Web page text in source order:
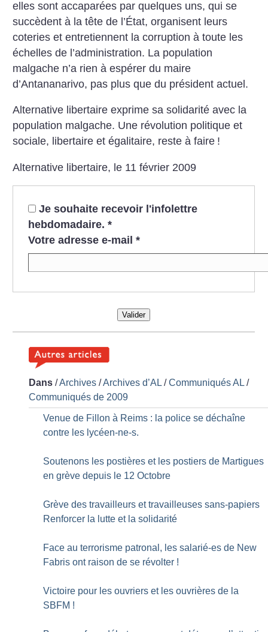
elles sont accaparées par quelques uns, qui se
succèdent à la tête de l’État, organisent leurs
coteries et entretiennent la corruption à toute les
échelles de l’administration. La population
malgache n’a rien à espérer du maire
d’Antananarivo, pas plus que du président actuel.
Alternative libertaire exprime sa solidarité avec la
population malgache. Une révolution politique et
sociale, libertaire et égalitaire, reste à faire !
Alternative libertaire, le 11 février 2009
Je souhaite recevoir l'infolettre
hebdomadaire. *
Votre adresse e-mail *
Valider
Dans /Archives /Archives d’AL /Communiqués AL /
Communiqués de 2009
Venue de Fillon à Reims : la police se déchaîne
contre les lycéen-ne-s.
Soutenons les postières et les postiers de Martigues
en grève depuis le 12 Octobre
Grève des travailleurs et travailleuses sans-papiers
Renforcer la lutte et la solidarité
Face au terrorisme patronal, les salarié-es de New
Fabris ont raison de se révolter !
Victoire pour les ouvriers et les ouvrières de la
SBFM !